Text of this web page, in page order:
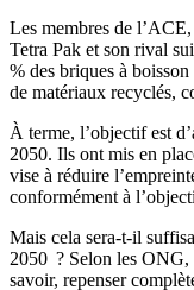
Les membres de
Tetra Pak et son rival
% des briques à
de matériaux recyclés,
À terme, l’objectif est
2050. Ils ont mis en
vise à réduire
conformément à
Mais cela sera-t-il
2050 ? Selon les ONG,
savoir, repenser